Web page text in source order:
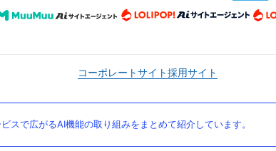
コーポレートサイト採用サイト
スで広がるAI機能の取り組みをまとめて紹介しています。